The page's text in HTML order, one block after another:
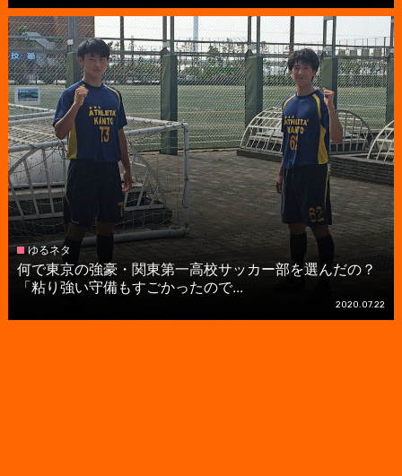
ゆるネタ
何で東京の強豪・関東第一高校サッカー部を選んだの？
「粘り強い守備もすごかったので...
2020.07.22